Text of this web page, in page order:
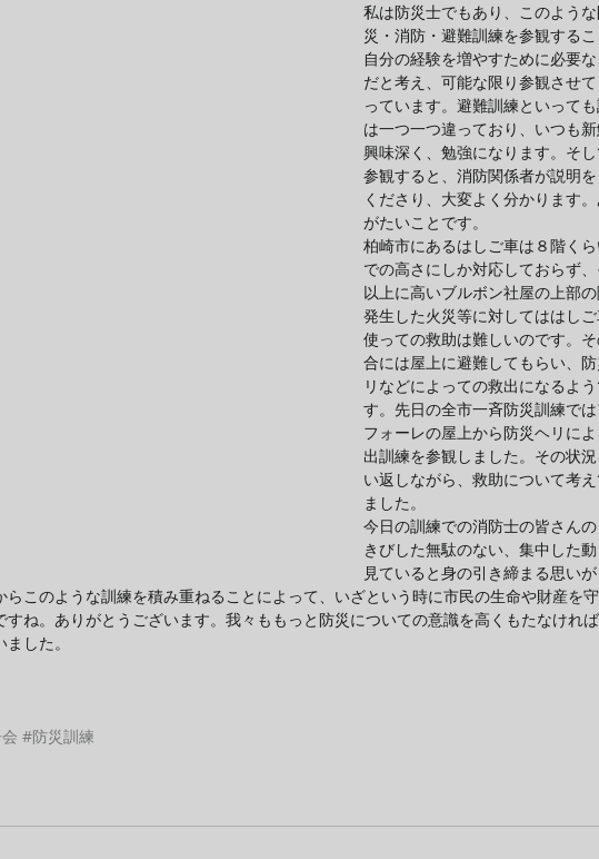
私は防災士でもあり、このよう
災・消防・避難訓練を参観するこ
自分の経験を増やすために必要な
だと考え、可能な限り参観させて
っています。避難訓練といって
は一つ一つ違っており、いつも
興味深く、勉強になります。そし
参観すると、消防関係者が説明を
くださり、大変よく分かります。
がたいことです。
柏崎市にあるはしご車は８階くら
での高さにしか対応しておらず
以上に高いブルボン社屋の上部
発生した火災等に対してははし
使っての救助は難しいのです。
合には屋上に避難してもらい、
リなどによっての救出になるよ
す。先日の全市一斉防災訓練で
フォーレの屋上から防災ヘリに
出訓練を参観しました。その状
い返しながら、救助について考
ました。
今日の訓練での消防士の皆さん
きびした無駄のない、集中した
見ていると身の引き締まる思いが
らこのような訓練を積み重ねることによって、いざという時に市民の生命や財産を
すね。ありがとうございます。我々ももっと防災についての意識を高くもたなけれ
した。
#防災訓練